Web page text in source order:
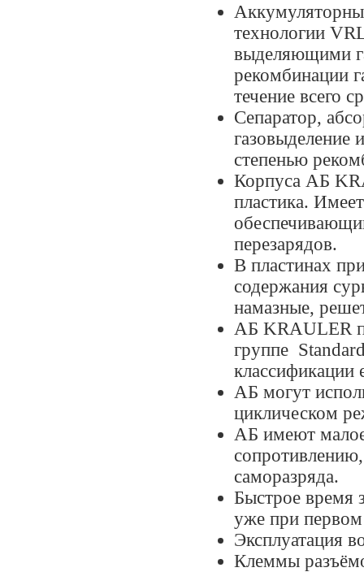
технологии
выделяющими
рекомбинации
течение всего
Сепаратор,
газовыделение
степенью
Корпуса АБ
пластика.
перезарядов.
В пластинах
содержания
намазные,
АБ KRAULER
группе
АБ могут
циклическом
АБ имеют
саморазряда.
Быстрое время
уже при первом
Эксплуатация
Клеммы